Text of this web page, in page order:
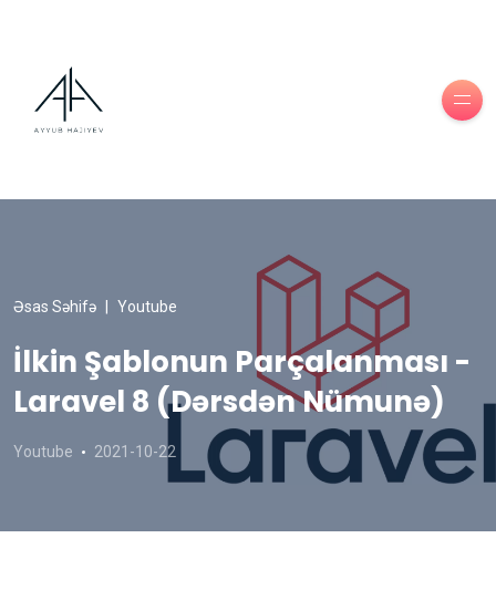
Əsas Səhifə Youtube
İlkin Şablonun Parçalanması -
Laravel 8 (Dərsdən Nümunə)
Youtube 2021-10-22